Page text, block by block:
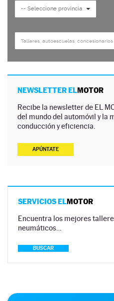
NEWSLETTER ELMOTOR
Recibe la newsletter de EL
del mundo del automóvil y la
conducción y eficiencia.
APÚNTATE
SERVICIOS ELMOTOR
Encuentra los mejores
neumáticos…
BUSCAR